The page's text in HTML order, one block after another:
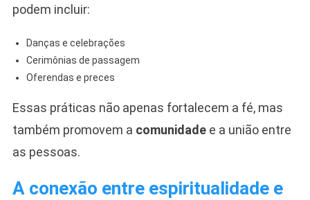
podem incluir:
Danças e celebrações
Cerimônias de passagem
Oferendas e preces
Essas práticas não apenas fortalecem a fé, mas
também promovem a comunidadee a união entre
as pessoas.
A conexão entre espiritualidade e